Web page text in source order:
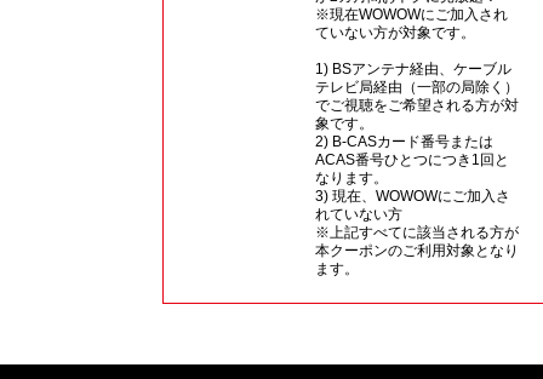
※現在WOWOWにご加入され
ていない方が対象です。
1) BSアンテナ経由、ケーブル
テレビ局経由（一部の局除く）
でご視聴をご希望される方が対
象です。
2) B-CASカード番号または
ACAS番号ひとつにつき1回と
なります。
3) 現在、WOWOWにご加入さ
れていない方
※上記すべてに該当される方が
本クーポンのご利用対象となり
ます。